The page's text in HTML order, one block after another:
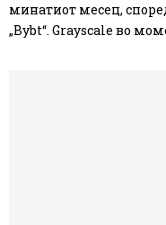
минатиот месец,
„Bybt“. Grayscale во